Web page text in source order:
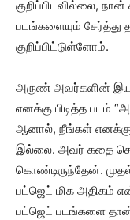
குறிப்பிடவில்லை, நான்
படங்களையும் சேர்த்து
குறிப்பிட்டுள்ளோம்.
அருண் அவர்களின்
எனக்கு பிடித்த படம்
ஆனால், நீங்கள் எனக்கு
இல்லை. அவர் கதை
கொண்டிருந்தேன்.
பட்ஜெட் மிக அதிகம்
பட்ஜெட் படங்களை